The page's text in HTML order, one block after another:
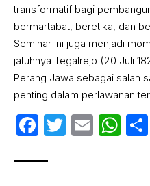
transformatif bagi
bermartabat, beretika, dan
Seminar ini juga menjadi
jatuhnya Tegalrejo (20 Juli
Perang Jawa sebagai salah
penting dalam perlawanan
Facebook
Twitter
Email